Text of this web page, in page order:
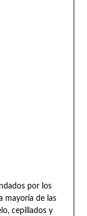
por los
mayoría de las
cepillados y